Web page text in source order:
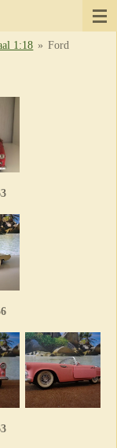
1:18 » Ford